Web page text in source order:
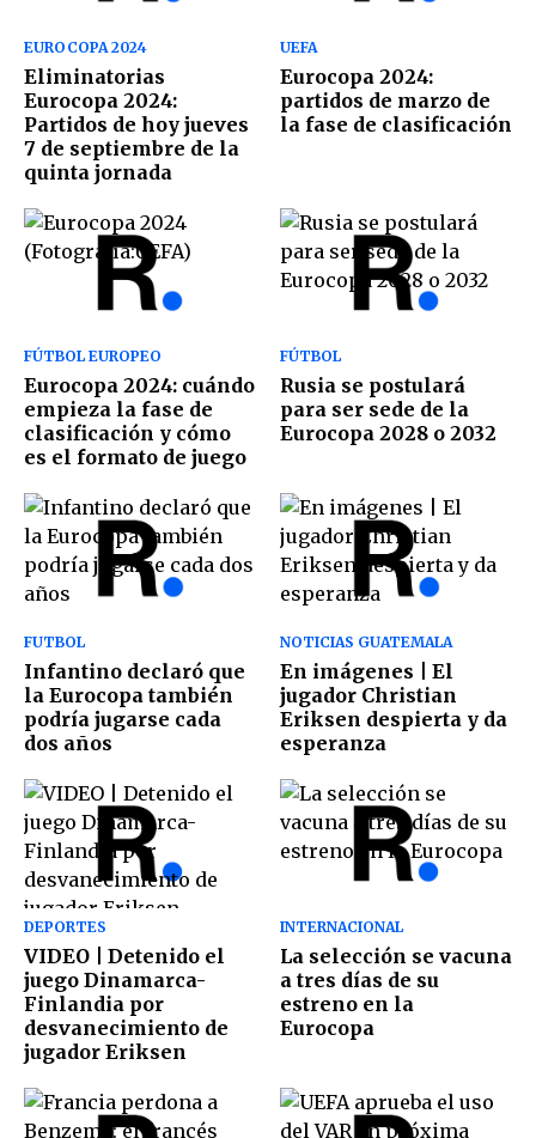
EUROCOPA 2024
Eliminatorias
Eurocopa 2024:
Partidos de hoy jueves
7 de septiembre de la
quinta jornada
UEFA
Eurocopa 2024:
partidos de marzo de
la fase de clasificación
FÚTBOL EUROPEO
Eurocopa 2024: cuándo
empieza la fase de
clasificación y cómo
es el formato de juego
FÚTBOL
Rusia se postulará
para ser sede de la
Eurocopa 2028 o 2032
FUTBOL
Infantino declaró que
la Eurocopa también
podría jugarse cada
dos años
NOTICIAS GUATEMALA
En imágenes | El
jugador Christian
Eriksen despierta y da
esperanza
DEPORTES
VIDEO | Detenido el
juego Dinamarca-
Finlandia por
desvanecimiento de
jugador Eriksen
INTERNACIONAL
La selección se vacuna
a tres días de su
estreno en la
Eurocopa